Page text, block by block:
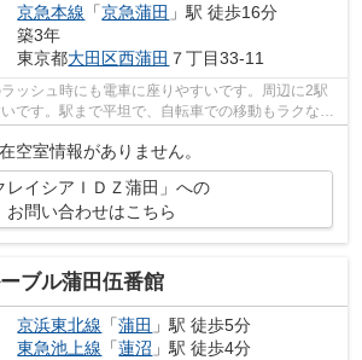
京急本線 「京急蒲田 」駅 徒歩16分
築3年
東京都大田区西蒲田 ７丁目33-11
ッシュ時にも電車に座りやすいです。周辺に2駅
です。駅まで平坦で、自転車での移動もラクな物
空室情報がありません。
レイシアＩＤＺ蒲田」への
お問い合わせはこちら
ブル蒲田伍番館
京浜東北線 「蒲田 」駅 徒歩5分
東急池上線 「蓮沼 」駅 徒歩4分